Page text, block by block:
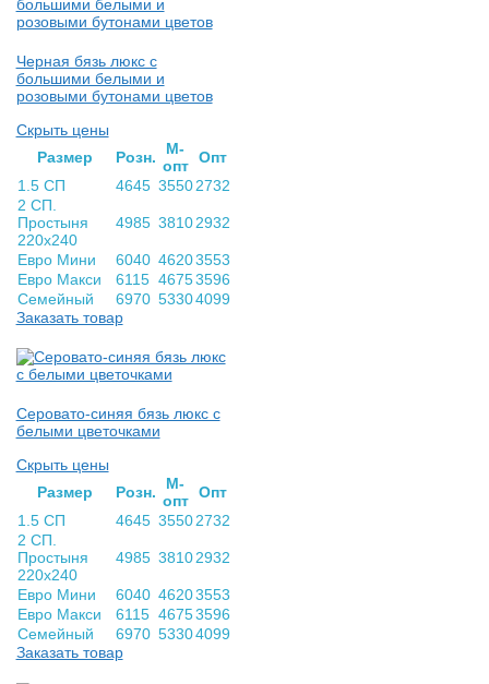
Черная бязь люкс с
большими белыми и
розовыми бутонами цветов
Скрыть цены
Раз­мер
Розн.
М-
опт Опт
1.5 СП
4645 3550 2732
2 СП.
Простыня
220х240
4985 3810 2932
Евро Мини 6040 46203553
Евро Макси
6115 46753596
Семейный
6970 53304099
Заказать товар
Серовато-синяя бязь люкс с
белыми цветочками
Скрыть цены
Раз­мер
Розн.
М-
опт Опт
1.5 СП
4645 3550 2732
2 СП.
Простыня
220х240
4985 3810 2932
Евро Мини 6040 46203553
Евро Макси
6115 46753596
Семейный
6970 53304099
Заказать товар